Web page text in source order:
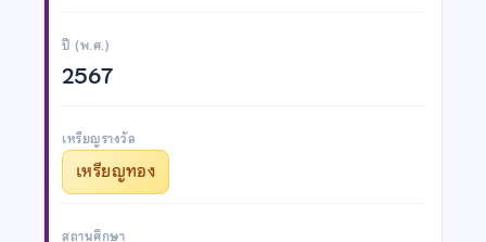
ปี (พ.ศ.)
2567
เหรียญรางวัล
เหรียญทอง
สถานศึกษา